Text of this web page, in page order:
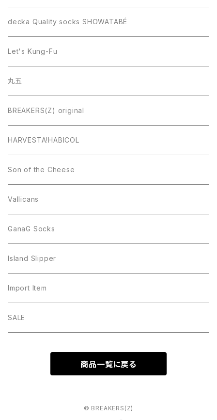
decka Quality socks SHOWATABÉ
Let's Kung-Fu
丸五
BREAKERS(Z) original
HARVESTA!HABICOL
Son of the Cheese
Vallicans
GanaG Socks
Island Slipper
Import Item
SALE
商品一覧に戻る
© BREAKERS(Z)